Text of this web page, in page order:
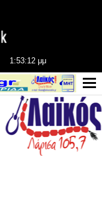
1:53:12 μμ